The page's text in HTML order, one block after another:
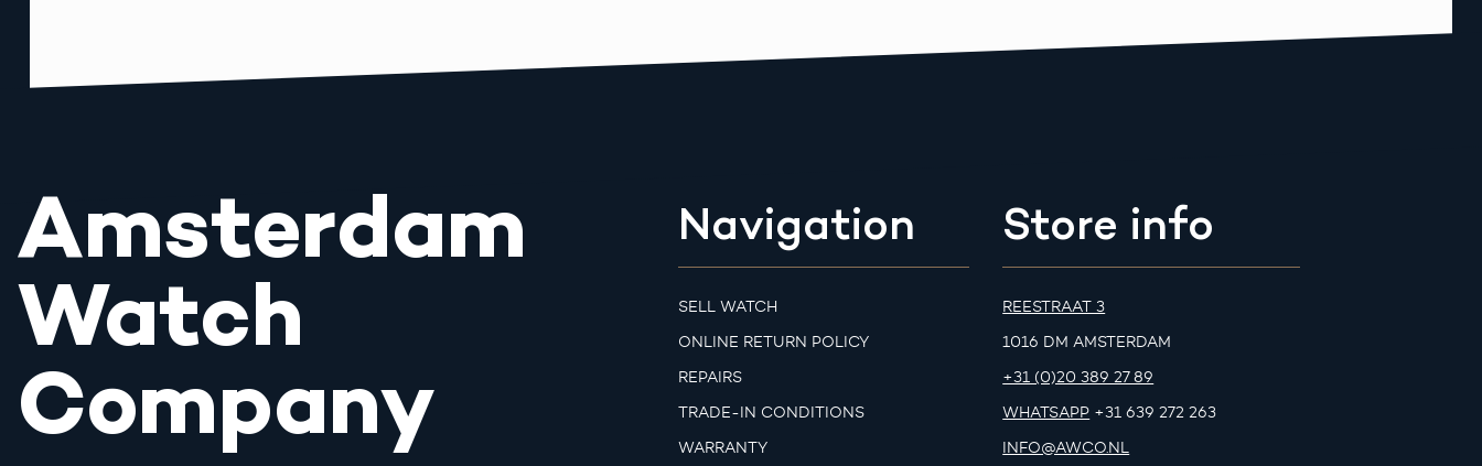
Amsterdam
Watch
Company
Navigation
SELL WATCH
ONLINE RETURN POLICY
REPAIRS
TRADE-IN CONDITIONS
WARRANTY
Store info
REESTRAAT 3
1016 DM AMSTERDAM
+31 (0)20 389 27 89
WHATSAPP +31 639 272 263
INFO@AWCO.NL